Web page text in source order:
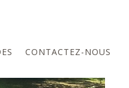
CONTACTEZ-NOUS